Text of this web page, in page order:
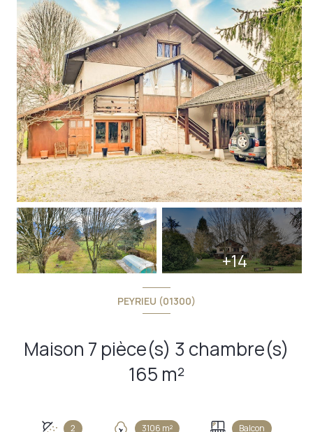
+14
PEYRIEU (01300)
Maison 7 pièce(s) 3 chambre(s)
165 m²
2 3106 m² Balcon